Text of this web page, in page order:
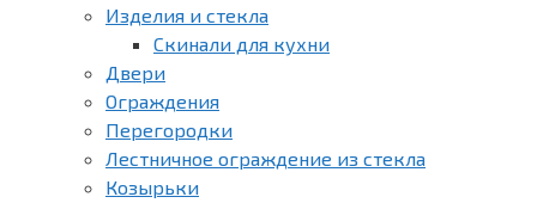
Изделия и стекла
Скинали для кухни
Двери
Ограждения
Перегородки
Лестничное ограждение из стекла
Козырьки